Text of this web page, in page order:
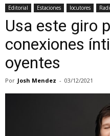
Editorial Estaciones locutores
Usa este giro
conexiones
oyentes
Por Josh Mendez - 03/12/2021